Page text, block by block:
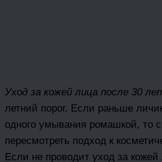
Уход за кожей лица после 30
летний порог. Если раньше
одного умывания ромашкой, то
пересмотреть подход к
Если не проводит уход за